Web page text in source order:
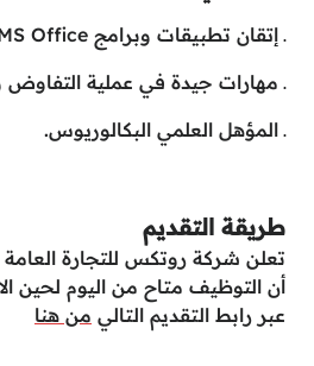
ـ إتقان تطبيقات وبرامج MS Office
ـ مهارات جيدة في عملية التفاوض
ـ المؤهل العلمي البكالوريوس.
طريقة التقديم
تعلن شركة روتكس للتجارة
أن التوظيف متاح من اليوم لحين
عبر رابط التقديم التالي من هنا